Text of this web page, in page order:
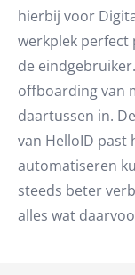
hierbij voor
werkplek perfect
de
offboarding van
daartussen in.
van HelloID past
automatiseren
steeds beter
alles wat